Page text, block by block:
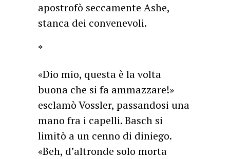
apostrofò seccamente Ashe,
stanca dei convenevoli.
*
«Dio mio, questa è la volta
buona che si fa ammazzare!»
esclamò Vossler, passandosi una
mano fra i capelli. Basch si
limitò a un cenno di diniego.
«Beh, d’altronde solo morta